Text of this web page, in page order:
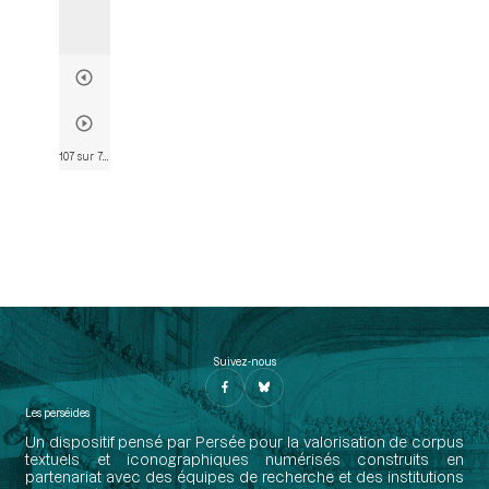
Suivez-nous
Les perséides
Un dispositif pensé par Persée pour la valorisation de corpus
textuels et iconographiques numérisés construits en
partenariat avec des équipes de recherche et des institutions